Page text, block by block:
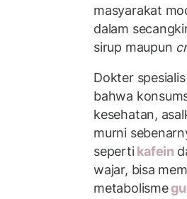
masyarakat
dalam
sirup maupun
Dokter
bahwa
kesehatan,
murni
sepertikafein
wajar, bisa
metabolisme